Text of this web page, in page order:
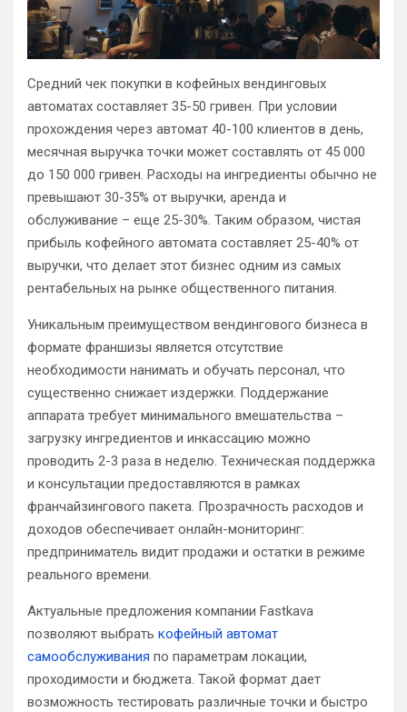
Средний чек покупки в кофейных вендинговых
автоматах составляет 35-50 гривен. При условии
прохождения через автомат 40-100 клиентов в день,
месячная выручка точки может составлять от 45 000
до 150 000 гривен. Расходы на ингредиенты обычно не
превышают 30-35% от выручки, аренда и
обслуживание – еще 25-30%. Таким образом, чистая
прибыль кофейного автомата составляет 25-40% от
выручки, что делает этот бизнес одним из самых
рентабельных на рынке общественного питания.
Уникальным преимуществом вендингового бизнеса в
формате франшизы является отсутствие
необходимости нанимать и обучать персонал, что
существенно снижает издержки. Поддержание
аппарата требует минимального вмешательства –
загрузку ингредиентов и инкассацию можно
проводить 2-3 раза в неделю. Техническая поддержка
и консультации предоставляются в рамках
франчайзингового пакета. Прозрачность расходов и
доходов обеспечивает онлайн-мониторинг:
предприниматель видит продажи и остатки в режиме
реального времени.
Актуальные предложения компании Fastkava
позволяют выбрать кофейный автомат
самообслуживания по параметрам локации,
проходимости и бюджета. Такой формат дает
возможность тестировать различные точки и быстро